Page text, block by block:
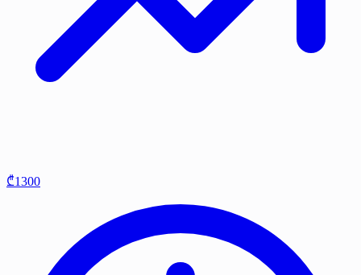
₾1300